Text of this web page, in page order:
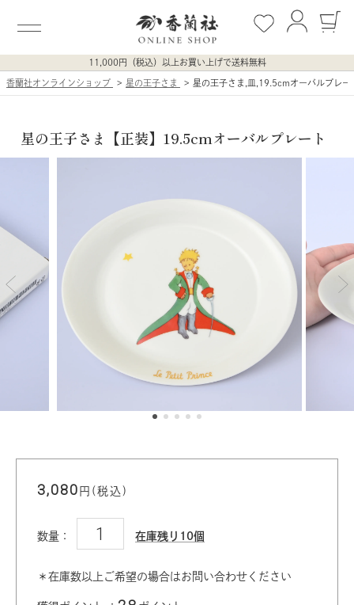
11,000円（税込）以上お買い上げで送料無料
香蘭社オンラインショップ 星の王子さま 星の王子さま,皿,19.5cmオーバルプレー
星の王子さま【正装】19.5cmオーバルプレート
3,080 円(税込)
数量： 在庫残り10個
＊在庫数以上ご希望の場合はお問い合わせください